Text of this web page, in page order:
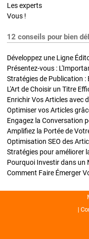
Les experts
Vous !
12 conseils pour bien
Développez une Ligne
Présentez-vous :
L'Art de Choisir un Titre
Optimiser vos Articles
Engagez la Conversation
Amplifiez la Portée de